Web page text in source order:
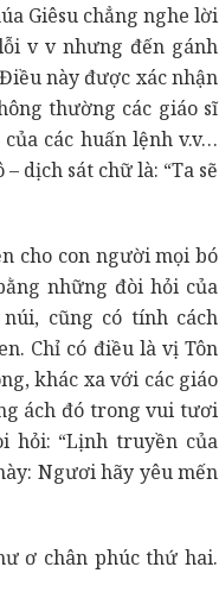
Giêsu chẳng nghe lời
v v nhưng đến gánh
này được xác nhận
thường các giáo sĩ
các huấn lệnh v.v…
dịch sát chữ là: “Ta sẽ
cho con người mọi bó
những đòi hỏi của
cũng có tính cách
Chỉ có điều là vị Tôn
khác xa với các giáo
ách đó trong vui tươi
hỏi: “Lịnh truyền của
Ngươi hãy yêu mến
ơ chân phúc thứ hai.